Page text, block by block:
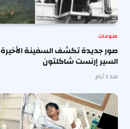
منوعات
صور جديدة تكشف السفينة
السير إرنست شاكلتون
منذ 3 أيام